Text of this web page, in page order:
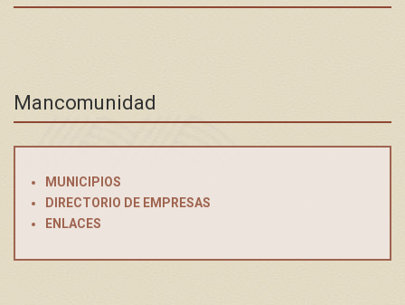
Mancomunidad
MUNICIPIOS
DIRECTORIO DE EMPRESAS
ENLACES